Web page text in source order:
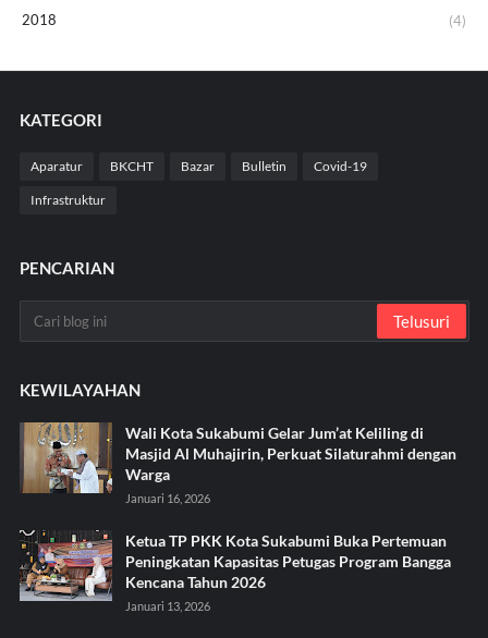
2018
(4)
KATEGORI
Aparatur BKCHT Bazar Bulletin Covid-19
Infrastruktur
PENCARIAN
KEWILAYAHAN
Wali Kota Sukabumi Gelar Jum’at Keliling di
Masjid Al Muhajirin, Perkuat Silaturahmi dengan
Warga
Januari 16, 2026
Ketua TP PKK Kota Sukabumi Buka Pertemuan
Peningkatan Kapasitas Petugas Program Bangga
Kencana Tahun 2026
Januari 13, 2026